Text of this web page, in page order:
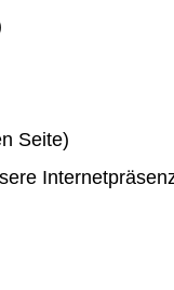
Seite)